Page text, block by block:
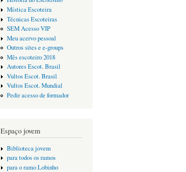
Mística Escoteira
Técnicas Escoteiras
SEM Acesso VIP
Meu acervo pessoal
Outros sites e e-groups
Mês escoteiro 2018
Autores Escot. Brasil
Vultos Escot. Brasil
Vultos Escot. Mundial
Pedir acesso de formador
Espaço jovem
Biblioteca jovem
para todos os ramos
para o ramo Lobinho